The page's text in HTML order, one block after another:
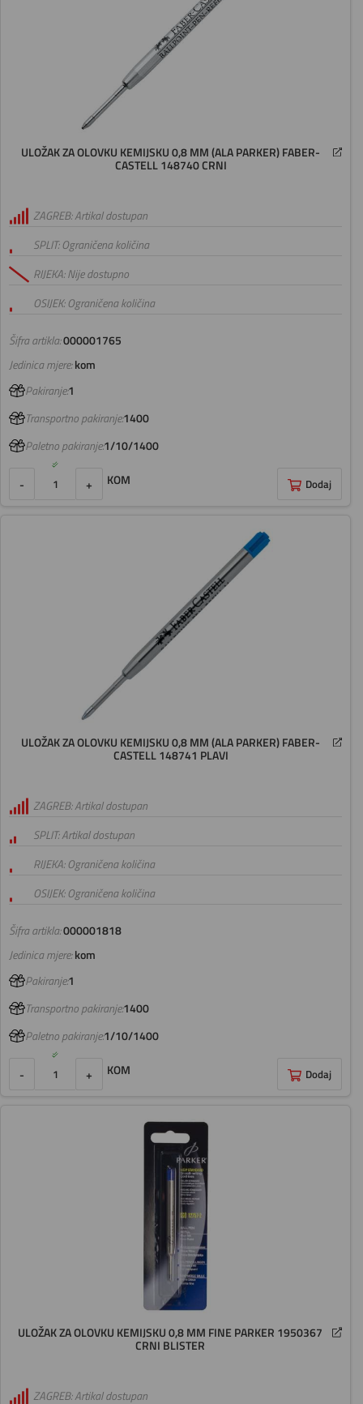
ULOŽAK ZA OLOVKU KEMIJSKU 0,8 MM (ALA PARKER) FABER-
CASTELL 148740 CRNI
Šifra artikla:000001765
ZAGREB: Artikal dostupan
SPLIT: Ograničena količina
RIJEKA: Nije dostupno
OSIJEK: Ograničena količina
Jedinica mjere:kom
Pakiranje:1
Transportno pakiranje:1400
Paletno pakiranje:1/10/1400
- + KOM Dodaj
ULOŽAK ZA OLOVKU KEMIJSKU 0,8 MM (ALA PARKER) FABER-
CASTELL 148741 PLAVI
Šifra artikla:000001818
ZAGREB: Artikal dostupan
SPLIT: Artikal dostupan
RIJEKA: Ograničena količina
OSIJEK: Ograničena količina
Jedinica mjere:kom
Pakiranje:1
Transportno pakiranje:1400
Paletno pakiranje:1/10/1400
- + KOM Dodaj
ULOŽAK ZA OLOVKU KEMIJSKU 0,8 MM FINE PARKER 1950367
CRNI BLISTER
ZAGREB: Artikal dostupan